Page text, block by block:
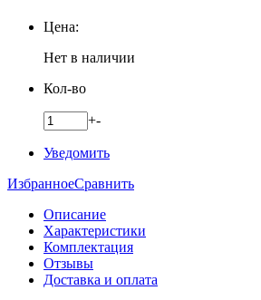
Цена:
Нет в наличии
Кол-во
+-
Уведомить
ИзбранноеСравнить
Описание
Характеристики
Комплектация
Отзывы
Доставка и оплата